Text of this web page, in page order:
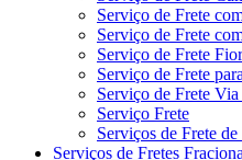
Serviço de Frete
Serviço de Frete
Serviço de Frete
Serviço de Frete
Serviço de Frete
Serviço Frete
Serviços de Frete
Serviços de Fretes